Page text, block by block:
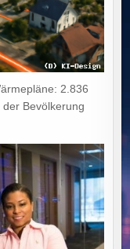
2.836
Bevölkerung